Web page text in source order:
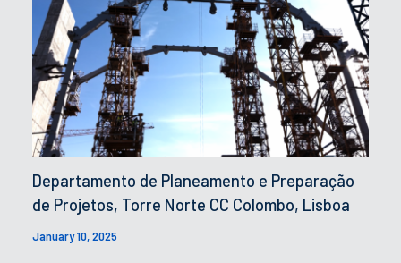
Departamento de Planeamento e Preparação
de Projetos, Torre Norte CC Colombo, Lisboa
January 10, 2025